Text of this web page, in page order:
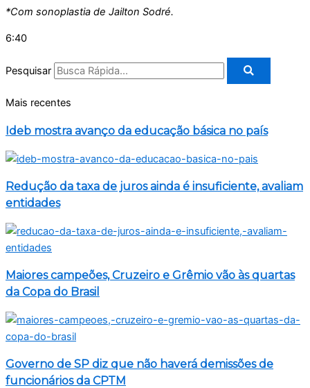
*Com sonoplastia de Jailton Sodré.
6:40
Pesquisar
Mais recentes
Ideb mostra avanço da educação básica no país
Redução da taxa de juros ainda é insuficiente, avaliam
entidades
Maiores campeões, Cruzeiro e Grêmio vão às quartas
da Copa do Brasil
Governo de SP diz que não haverá demissões de
funcionários da CPTM